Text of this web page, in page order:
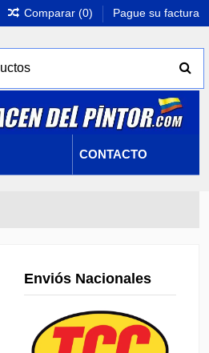
Comparar (0) Pague su factura
CONTACTO
Enviós Nacionales